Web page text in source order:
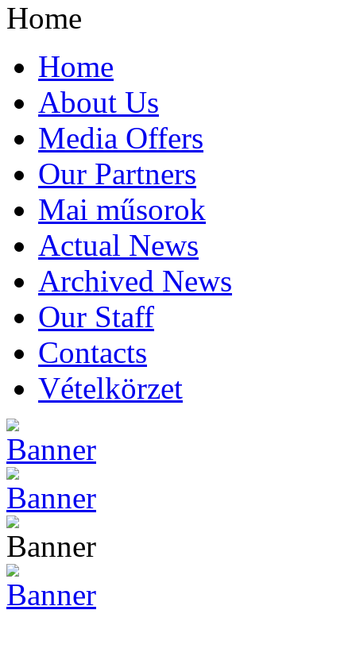
Home
Home
About Us
Media Offers
Our Partners
Mai műsorok
Actual News
Archived News
Our Staff
Contacts
Vételkörzet